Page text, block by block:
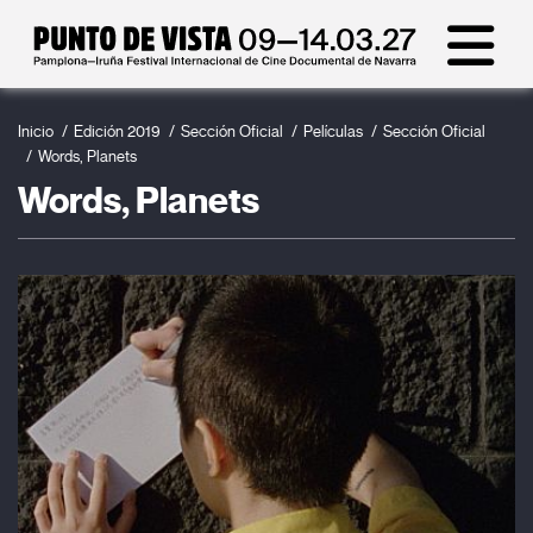
Inicio Edición 2019 Sección Oficial Películas
Sección Oficial
Words, Planets
Words, Planets